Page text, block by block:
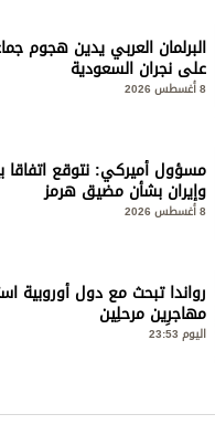
البرلمان العربي يدين هجوم
على نجران السعودية
8 أغسطس 2026
مسؤول أميركي: نتوقع اتفاقا
وإيران بشأن مضيق هرمز
8 أغسطس 2026
رواندا تبحث مع دول أوروبية
مهاجرِين مرحلِين
اليوم 23:53